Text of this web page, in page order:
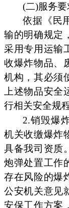
(二)服务要
依据《民
输的明确规定
采用专用运输
收爆炸物品、
机构，其必须
上述物品安
行相关安全规程
2.销毁爆
机关收缴爆炸
具备我司资质
炮弹处置工作
存在风险的爆
公安机关意见
安保工作方案